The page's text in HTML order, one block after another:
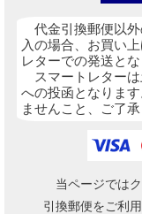
代金引換郵便以外
入の場合、お買い
レターでの発送とな
スマートレターは
への投函となりま
ませんこと、ご了承
当ページでは
引換郵便をご利